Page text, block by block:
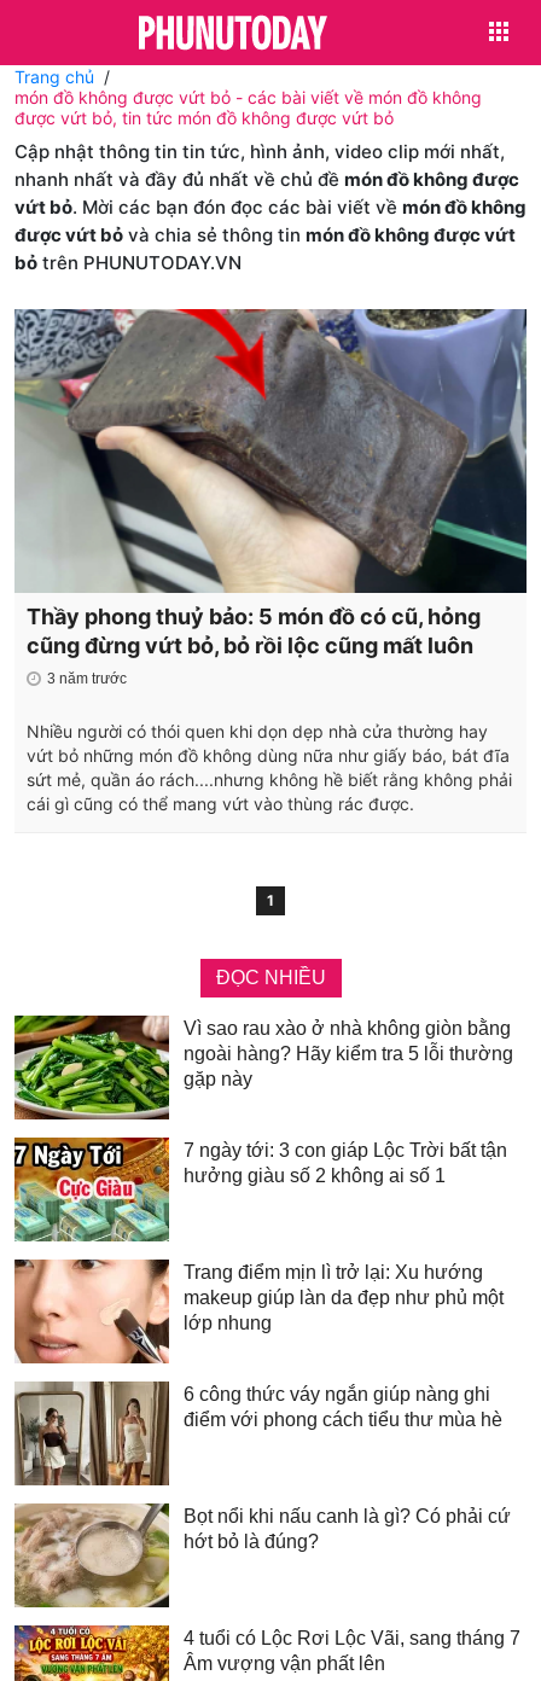
Trang chủ
món đồ không được vứt bỏ - các bài viết về món đồ không
được vứt bỏ, tin tức món đồ không được vứt bỏ
Cập nhật thông tin tin tức, hình ảnh, video clip mới nhất,
nhanh nhất và đầy đủ nhất về chủ đề món đồ không được
vứt bỏ. Mời các bạn đón đọc các bài viết về món đồ không
được vứt bỏ và chia sẻ thông tin món đồ không được vứt
bỏ trên PHUNUTODAY.VN
Thầy phong thuỷ bảo: 5 món đồ có cũ, hỏng
cũng đừng vứt bỏ, bỏ rồi lộc cũng mất luôn
3 năm trước
Nhiều người có thói quen khi dọn dẹp nhà cửa thường hay
vứt bỏ những món đồ không dùng nữa như giấy báo, bát đĩa
sứt mẻ, quần áo rách....nhưng không hề biết rằng không phải
cái gì cũng có thể mang vứt vào thùng rác được.
1
ĐỌC NHIỀU
Vì sao rau xào ở nhà không giòn bằng
ngoài hàng? Hãy kiểm tra 5 lỗi thường
gặp này
7 ngày tới: 3 con giáp Lộc Trời bất tận
hưởng giàu số 2 không ai số 1
Trang điểm mịn lì trở lại: Xu hướng
makeup giúp làn da đẹp như phủ một
lớp nhung
6 công thức váy ngắn giúp nàng ghi
điểm với phong cách tiểu thư mùa hè
Bọt nổi khi nấu canh là gì? Có phải cứ
hớt bỏ là đúng?
4 tuổi có Lộc Rơi Lộc Vãi, sang tháng 7
Âm vượng vận phất lên